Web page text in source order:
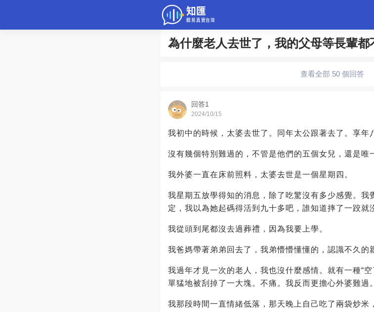
為什麼老人去世了，我的父母等長輩都
查看全部 50 個回答
回答1
2024/10/15
我初中的時候，太婆去世了。同年太公跟著去了。享年
沒有幾個特別難過的，不管是他們的五個女兒，還是唯
我外婆一直在床前照料，太婆去世是一個星期四。
我星期五放學得知的消息，除了吃驚沒有多少感覺。我
定，我以為她起碼得活到九十多吧，誰知道摔了一跤就
我從頭到尾都沒去過葬禮，因為我要上學。
我爸媽帶著弟弟回去了，我弟懵懵懂懂的，認識不久的
我過年才見一次的老人，我也沒什麼感情。就有一種“
單猛地被刮掉了一大塊。不痛。我反而更擔心外婆難過
我那段時間一直情緒低落，那天晚上自己吃了兩袋炒米
問答
夫妻生活 生活